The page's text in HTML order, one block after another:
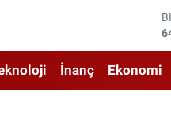
İnanç Ekonomi